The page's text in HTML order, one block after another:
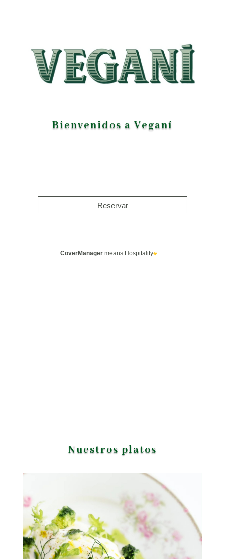
Bienvenidos a Veganí
Nuestros platos